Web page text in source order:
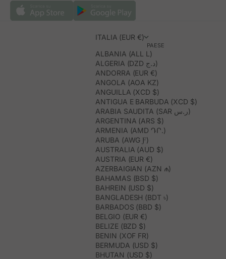
ITALIA (EUR €)
PAESE
ALBANIA (ALL L)
ALGERIA (DZD د.ج)
ANDORRA (EUR €)
ANGOLA (AOA KZ)
ANGUILLA (XCD $)
ANTIGUA E BARBUDA (XCD $)
ARABIA SAUDITA (SAR ر.س)
ARGENTINA (ARS $)
ARMENIA (AMD ԴՐ.)
ARUBA (AWG Ƒ)
AUSTRALIA (AUD $)
AUSTRIA (EUR €)
AZERBAIGIAN (AZN ₼)
BAHAMAS (BSD $)
BAHREIN (USD $)
BANGLADESH (BDT ৳)
BARBADOS (BBD $)
BELGIO (EUR €)
BELIZE (BZD $)
BENIN (XOF FR)
BERMUDA (USD $)
BHUTAN (USD $)